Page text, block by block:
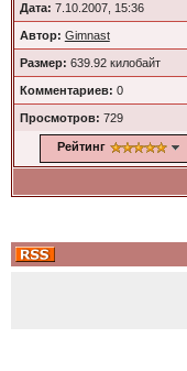
Дата: 7.10.2007, 15:36
Автор: Gimnast
Размер: 639.92 килобайт
Комментариев: 0
Просмотров: 729
Рейтинг